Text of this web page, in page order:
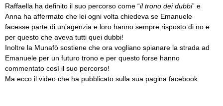
Raffaella ha definito il suo percorso come “il trono dei dubbi” e
Anna ha affermato che lei ogni volta chiedeva se Emanuele
facesse parte di un’agenzia e loro hanno sempre risposto di no e
per questo che aveva tutti quei dubbi!
Inoltre la Munafò sostiene che ora vogliano spianare la strada ad
Emanuele per un futuro trono e per questo forse hanno
commentato così il suo percorso!
Ma ecco il video che ha pubblicato sulla sua pagina facebook: